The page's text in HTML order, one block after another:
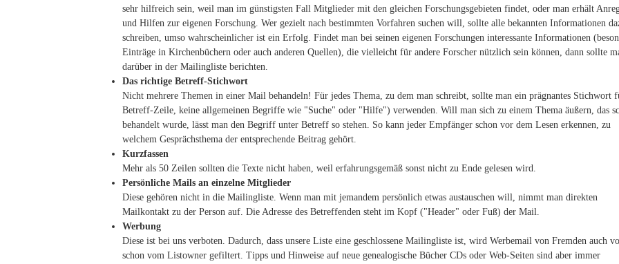
sehr hilfreich sein, weil man im günstigsten Fall Mitglieder mit den gleichen Forschungsgebieten findet, oder man erhält
und Hilfen zur eigenen Forschung. Wer gezielt nach bestimmten Vorfahren suchen will, sollte alle bekannten Informationen
schreiben, umso wahrscheinlicher ist ein Erfolg. Findet man bei seinen eigenen Forschungen interessante Informationen
Einträge in Kirchenbüchern oder auch anderen Quellen), die vielleicht für andere Forscher nützlich sein können, dann sollte
darüber in der Mailingliste berichten.
Das richtige Betreff-Stichwort
Nicht mehrere Themen in einer Mail behandeln! Für jedes Thema, zu dem man schreibt, sollte man ein prägnantes Stichwort
Betreff-Zeile, keine allgemeinen Begriffe wie "Suche" oder "Hilfe") verwenden. Will man sich zu einem Thema äußern, das
behandelt wurde, lässt man den Begriff unter Betreff so stehen. So kann jeder Empfänger schon vor dem Lesen erkennen, zu
welchem Gesprächsthema der entsprechende Beitrag gehört.
Kurzfassen
Mehr als 50 Zeilen sollten die Texte nicht haben, weil erfahrungsgemäß sonst nicht zu Ende gelesen wird.
Persönliche Mails an einzelne Mitglieder
Diese gehören nicht in die Mailingliste. Wenn man mit jemandem persönlich etwas austauschen will, nimmt man direkten
Mailkontakt zu der Person auf. Die Adresse des Betreffenden steht im Kopf ("Header" oder Fuß) der Mail.
Werbung
Diese ist bei uns verboten. Dadurch, dass unsere Liste eine geschlossene Mailingliste ist, wird Werbemail von Fremden auch
schon vom Listowner gefiltert. Tipps und Hinweise auf neue genealogische Bücher CDs oder Web-Seiten sind aber immer